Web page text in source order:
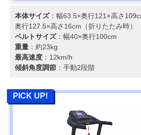
本体サイズ：幅63.5×奥行121×高さ
奥行127.5×高さ16cm（折りたたみ時）
ベルトサイズ：幅40×奥行100cm
重量 ：約23kg
最高速度 ：12km/h
傾斜角度調節 ：手動2段階
PICK UP!